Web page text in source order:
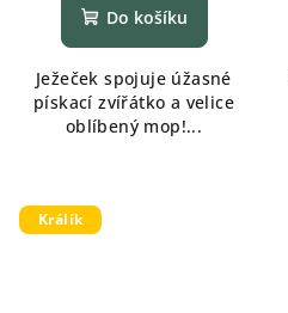
Do košíku
Ježeček spojuje úžasné
pískací zvířátko a velice
oblíbený mop!...
Králík